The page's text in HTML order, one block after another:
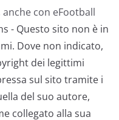
anche con eFootball
- Questo sito non è in
Dove non indicato,
dei legittimi
sul sito tramite i
del suo autore,
collegato alla sua